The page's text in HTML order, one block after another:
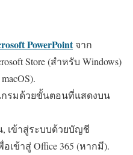
PowerPointจาก
Store (สำหรับ Windows)
กรมด้วยขั้นตอนที่แสดงบน
, เข้าสู่ระบบด้วยบัญชี
ข้าสู่ Office 365 (หากมี).